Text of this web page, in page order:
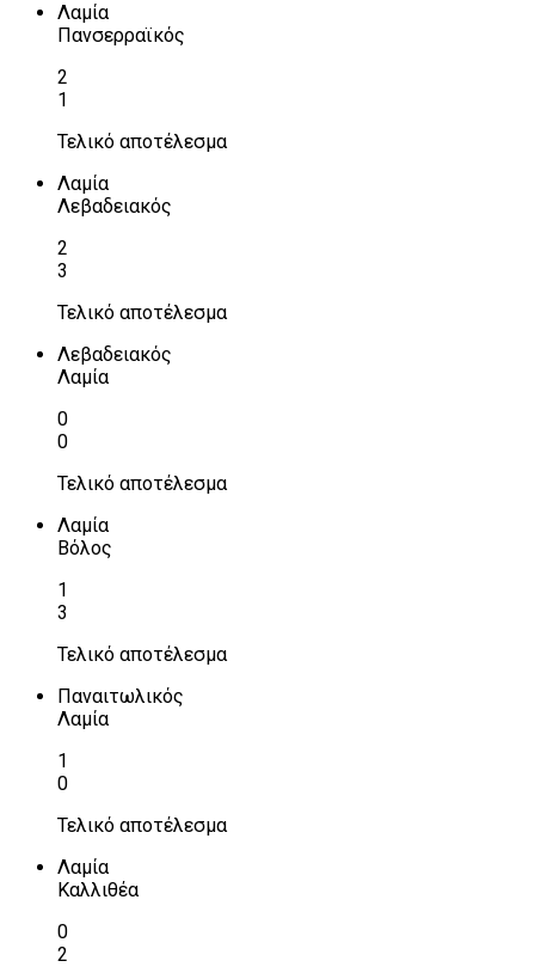
Λαμία
Πανσερραϊκός
2
1
Τελικό αποτέλεσμα
Λαμία
Λεβαδειακός
2
3
Τελικό αποτέλεσμα
Λεβαδειακός
Λαμία
0
0
Τελικό αποτέλεσμα
Λαμία
Βόλος
1
3
Τελικό αποτέλεσμα
Παναιτωλικός
Λαμία
1
0
Τελικό αποτέλεσμα
Λαμία
Καλλιθέα
0
2